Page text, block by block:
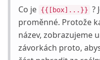
Co je {{[box]...}} ?
proměnné. Protože
název, zobrazujeme
závorkách proto,